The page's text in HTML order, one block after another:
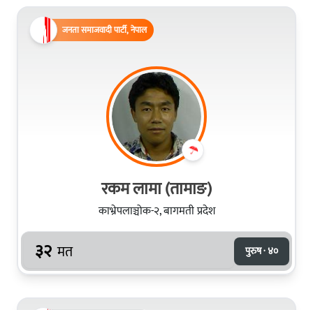
जनता समाजवादी पार्टी, नेपाल
रकम लामा (तामाङ)
काभ्रेपलाञ्चोक-२, बागमती प्रदेश
३२ मत पुरुष · ४०